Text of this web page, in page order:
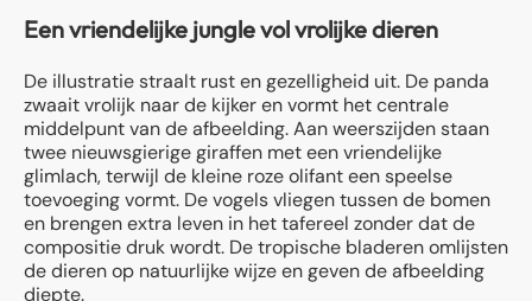
Een vriendelijke jungle vol vrolijke dieren
De illustratie straalt rust en gezelligheid uit. De panda
zwaait vrolijk naar de kijker en vormt het centrale
middelpunt van de afbeelding. Aan weerszijden staan
twee nieuwsgierige giraffen met een vriendelijke
glimlach, terwijl de kleine roze olifant een speelse
toevoeging vormt. De vogels vliegen tussen de bomen
en brengen extra leven in het tafereel zonder dat de
compositie druk wordt. De tropische bladeren omlijsten
de dieren op natuurlijke wijze en geven de afbeelding
diepte.